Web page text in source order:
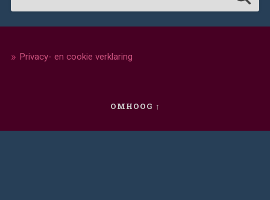
Privacy- en cookie verklaring
OMHOOG ↑